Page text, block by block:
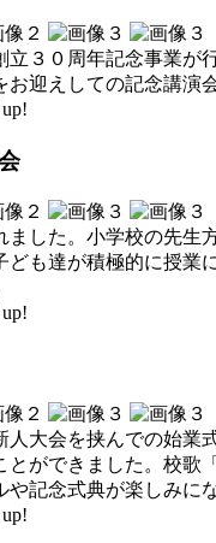
３０周年記念事業
迎えしての記念講演
した。小学校の先生
ども達が積極的に授
人大会を挟んでの始
ができました。校歌
記念式典が楽しみに